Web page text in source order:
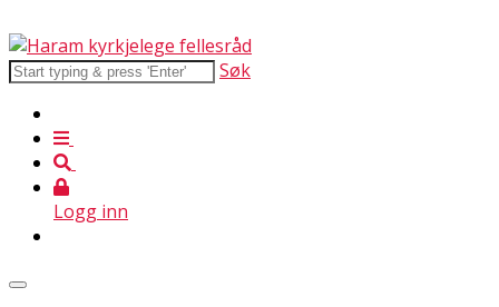
Søk
Logg inn